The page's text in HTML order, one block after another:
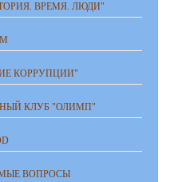
ВРЕМЯ. ЛЮДИ"
КОРРУПЦИИ"
КЛУБ "ОЛИМП"
ВОПРОСЫ